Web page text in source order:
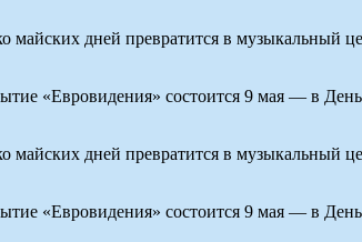
майских дней превратится в
«Евровидения» состоится 9 мая — в
майских дней превратится в
«Евровидения» состоится 9 мая — в